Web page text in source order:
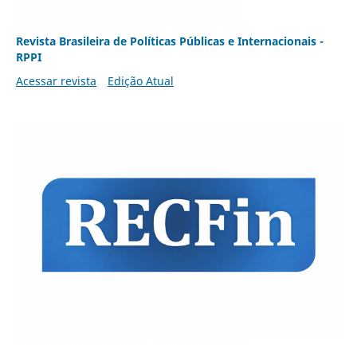
Revista Brasileira de Políticas Públicas e Internacionais -
RPPI
Acessar revista
Edição Atual